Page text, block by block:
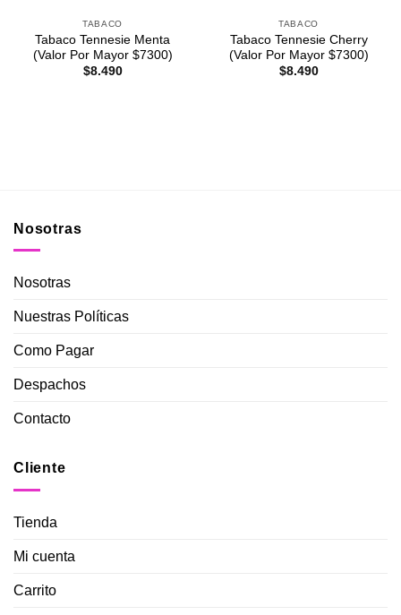
TABACO
Tabaco Tennesie Menta
(Valor Por Mayor $7300)
$8.490
TABACO
Tabaco Tennesie Cherry
(Valor Por Mayor $7300)
$8.490
Nosotras
Nosotras
Nuestras Políticas
Como Pagar
Despachos
Contacto
Cliente
Tienda
Mi cuenta
Carrito